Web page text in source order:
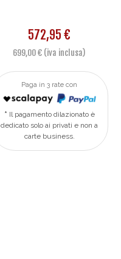
572,95 €
699,00 € (iva inclusa)
Paga in 3 rate con
Il pagamento dilazionato è
dedicato solo ai privati e non a
carte business.